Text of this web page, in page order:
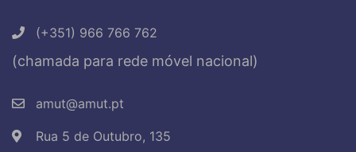
(+351) 966 766 762
(chamada para rede móvel nacional)
amut@amut.pt
Rua 5 de Outubro, 135